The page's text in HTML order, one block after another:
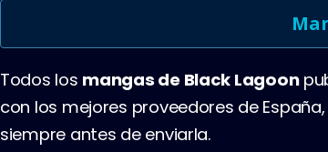
Todos los mangas de Black Lagoon
con los mejores proveedores de
siempre antes de enviarla.